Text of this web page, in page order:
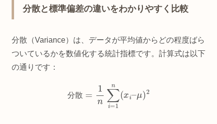
分散と標準偏差の違いをわかりやすく比較
分散（Variance）は、データが平均値からどの程度ばら
ついているかを数値化する統計指標です。計算式は以下
の通りです：
分 散
n∑ =1